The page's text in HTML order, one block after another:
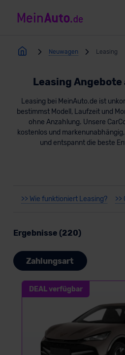
Neuwagen Leasing
Leasing
Leasing bei MeinAuto.de ist
bestimmst Modell, Laufzeit und
ohne Anzahlung. Unsere
kostenlos und
und entspannt die beste
>> Wie funktioniert Leasing? >>
Ergebnisse (220)
Zahlungsart
DEAL verfügbar